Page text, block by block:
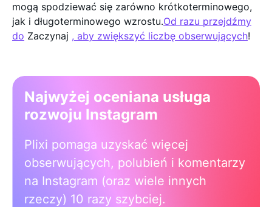
mogą spodziewać się zarówno krótkoterminowego,
jak i długoterminowego wzrostu.Od razu przejdźmy
do Zaczynaj , aby zwiększyć liczbę obserwujących!
Najwyżej oceniana usługa
rozwoju Instagram
Plixi pomaga uzyskać więcej
obserwujących, polubień i komentarzy
na Instagram (oraz wiele innych
rzeczy) 10 razy szybciej.